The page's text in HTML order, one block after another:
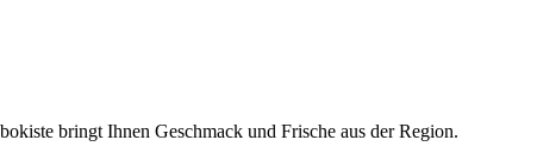
bringt Ihnen Geschmack und Frische aus der Region.